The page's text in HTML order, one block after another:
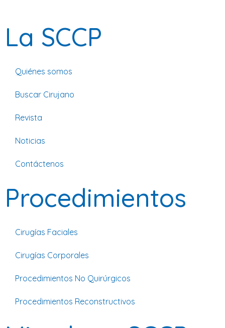
La SCCP
Quiénes somos
Buscar Cirujano
Revista
Noticias
Contáctenos
Procedimientos
Cirugías Faciales
Cirugías Corporales
Procedimientos No Quirúrgicos
Procedimientos Reconstructivos